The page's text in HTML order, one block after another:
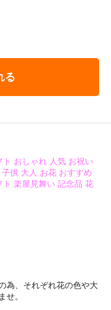
る
おしゃれ 人気 お祝い
供 大人 お花 おすすめ
楽屋見舞い 記念品 花
為、それぞれ花の色や大
せ。